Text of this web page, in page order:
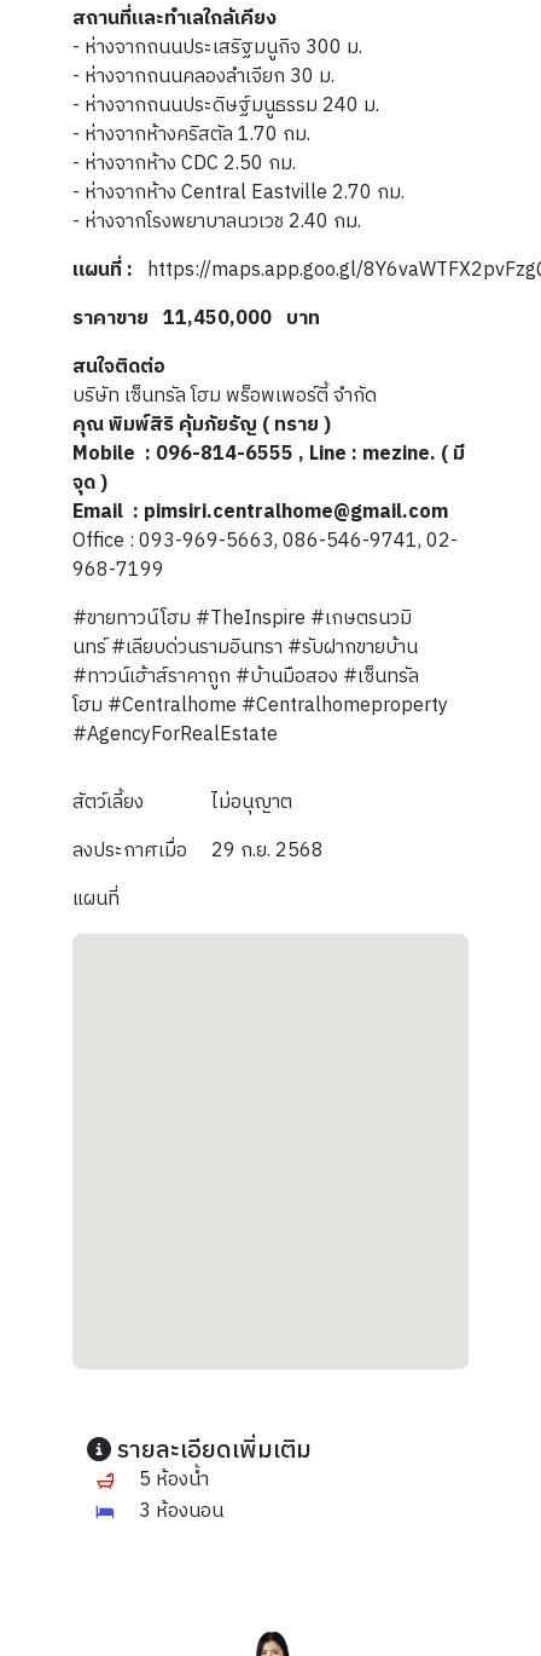
สถานที่และทำเลใกล้เคียง
- ห่างจากถนนประเสริฐมนูกิจ 300 ม.
- ห่างจากถนนคลองลำเจียก 30 ม.
- ห่างจากถนนประดิษฐ์มนูธรรม 240 ม.
- ห่างจากห้างคริสตัล 1.70 กม.
- ห่างจากห้าง CDC 2.50 กม.
- ห่างจากห้าง Central Eastville 2.70 กม.
- ห่างจากโรงพยาบาลนวเวช 2.40 กม.
แผนที่ : https://maps.app.goo.gl/
ราคาขาย 11,450,000 บาท
สนใจติดต่อ
บริษัท เซ็นทรัล โฮม พร็อพเพอร์ตี้ จำกัด
คุณ พิมพ์สิริ คุ้มภัยรัญ ( ทราย )
Mobile : 096-814-6555 , Line : mezine. ( มี
จุด )
Email : pimsiri.centralhome@gmail.com
Office : 093-969-5663, 086-546-9741, 02-
968-7199
#ขายทาวน์โฮม #TheInspire #เกษตรนวมิ
นทร์ #เลียบด่วนรามอินทรา #รับฝากขายบ้าน
#ทาวน์เฮ้าส์ราคาถูก #บ้านมือสอง #เซ็นทรัล
โฮม #Centralhome #Centralhomeproperty
#AgencyForRealEstate
สัตว์เลี้ยง
ไม่อนุญาต
ลงประกาศเมื่อ
29 ก.ย. 2568
แผนที่
รายละเอียดเพิ่มเติม
5 ห้องน้ำ
3 ห้องนอน